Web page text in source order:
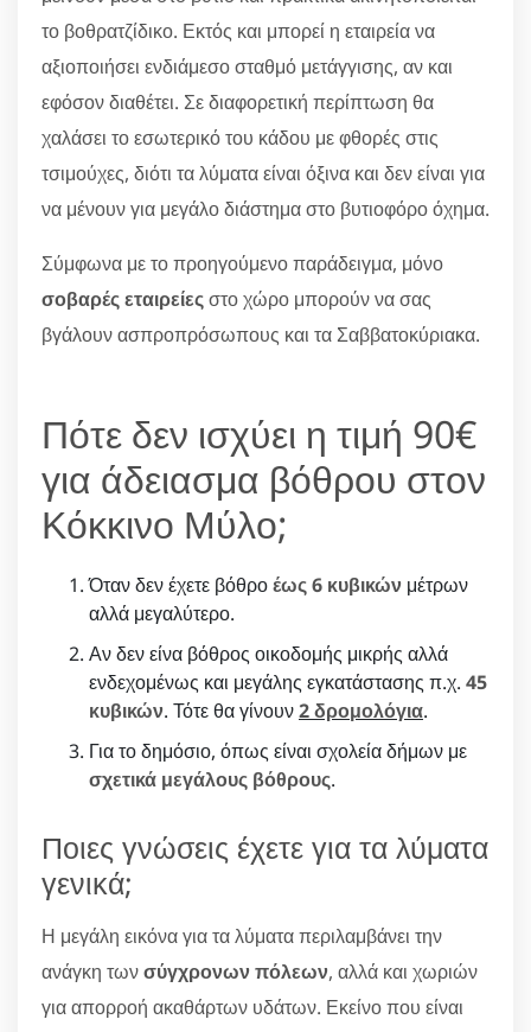
το βοθρατζίδικο. Εκτός και μπορεί η εταιρεία να
αξιοποιήσει ενδιάμεσο σταθμό μετάγγισης, αν και
εφόσον διαθέτει. Σε διαφορετική περίπτωση θα
χαλάσει το εσωτερικό του κάδου με φθορές στις
τσιμούχες, διότι τα λύματα είναι όξινα και δεν είναι για
να μένουν για μεγάλο διάστημα στο βυτιοφόρο όχημα.
Σύμφωνα με το προηγούμενο παράδειγμα, μόνο
σοβαρές εταιρείεςστο χώρο μπορούν να σας
βγάλουν ασπροπρόσωπους και τα Σαββατοκύριακα.
Πότε δεν ισχύει η τιμή 90€
για άδειασμα βόθρου στον
Κόκκινο Μύλο;
Όταν δεν έχετε βόθροέως 6 κυβικών μέτρων
αλλά μεγαλύτερο.
Αν δεν είνα βόθρος οικοδομής μικρής αλλά
ενδεχομένως και μεγάλης εγκατάστασης π.χ. 45
κυβικών. Τότε θα γίνουν2 δρομολόγια.
Για το δημόσιο, όπως είναι σχολεία δήμων με
σχετικά μεγάλους βόθρους.
Ποιες γνώσεις έχετε για τα λύματα
γενικά;
Η μεγάλη εικόνα για τα λύματα περιλαμβάνει την
ανάγκη τωνσύγχρονων πόλεων, αλλά και χωριών
για απορροή ακαθάρτων υδάτων. Εκείνο που είναι